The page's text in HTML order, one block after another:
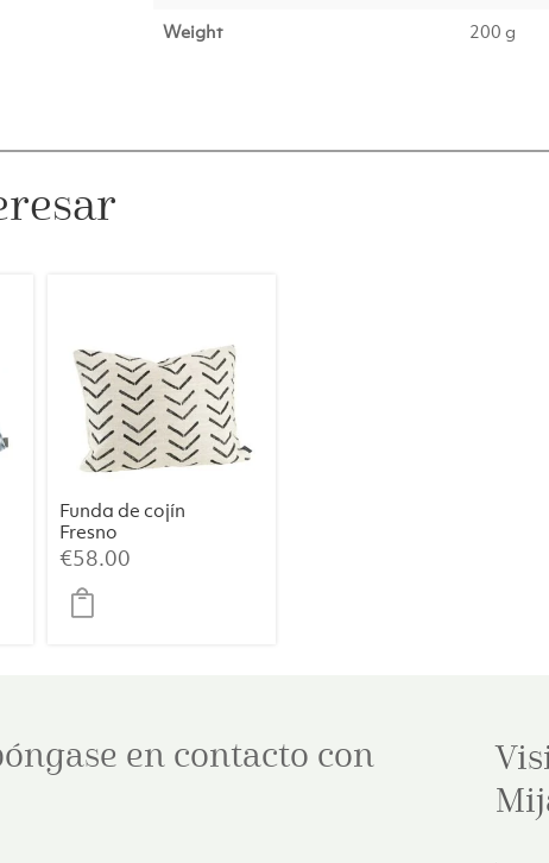
Weight
200 g
Funda de cojín
Fresno
€58.00
en contacto con